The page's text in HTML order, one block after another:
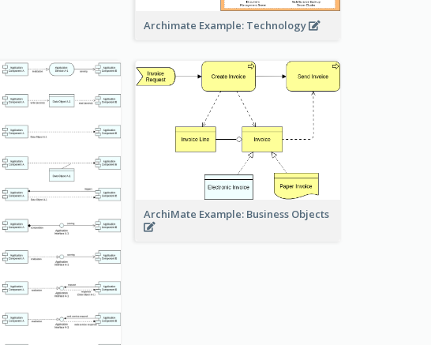
Archimate Example: Technology
ArchiMate Example: Business Objects